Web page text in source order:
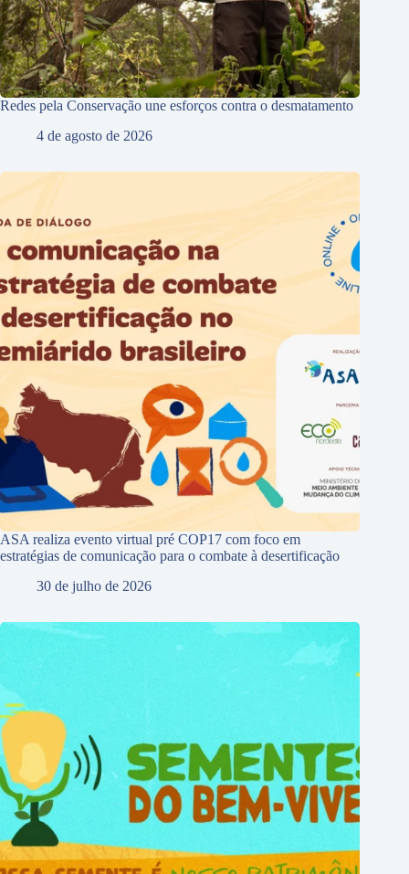
Redes pela Conservação une esforços contra o desmatamento
4 de agosto de 2026
ASA realiza evento virtual pré COP17 com foco em
estratégias de comunicação para o combate à desertificação
30 de julho de 2026